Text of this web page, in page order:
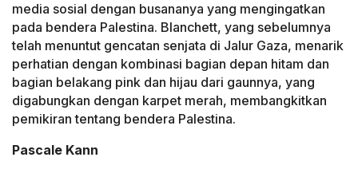
media sosial dengan busananya yang mengingatkan
pada bendera Palestina. Blanchett, yang sebelumnya
telah menuntut gencatan senjata di Jalur Gaza, menarik
perhatian dengan kombinasi bagian depan hitam dan
bagian belakang pink dan hijau dari gaunnya, yang
digabungkan dengan karpet merah, membangkitkan
pemikiran tentang bendera Palestina.
Pascale Kann